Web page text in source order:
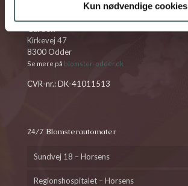
Kun nødvendige cookies
Gården
Kirkevej 47
8300 Odder
Se mere på blomster-odder.dk
CVR-nr.: DK-41011513
24/7 Blomsterautomater
Sundvej 18 – Horsens
Regionshospitalet – Horsens